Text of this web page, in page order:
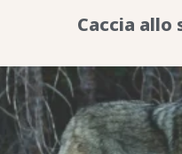
Caccia allo